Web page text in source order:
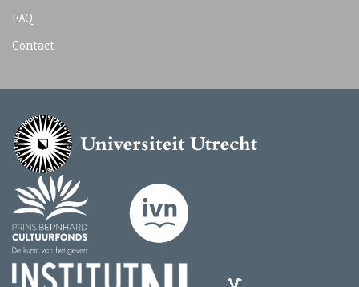
FAQ
Contact